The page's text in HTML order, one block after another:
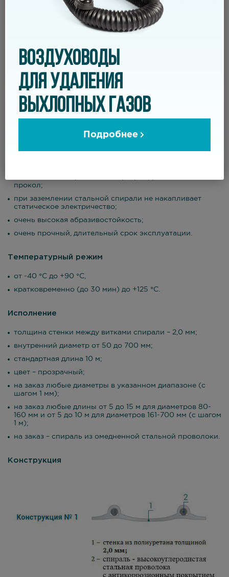
транспортировка и удаление очень сильных абразивов
с высокой плотностью потока;
сельскохозяйственные машины, элеваторы.
Свойства
гибкий;
высокая стойкость к повышенному и пониженному
хорошая стойкость к ультрафиолету и озону;
бензину;
прокол;
при заземлении стальной спирали не накапливает
статическое электричество;
очень высокая абразивостойкость;
очень прочный, длительный срок эксплуатации.
Температурный режим
от -40 °С до +90 °С,
кратковременно (до 30 мин) до +125 °С.
Исполнение
толщина стенки между витками спирали – 2,0 мм;
внутренний диаметр от 50 до 700 мм;
стандартная длина 10 м;
цвет – прозрачный;
на заказ любые диаметры в указанном диапазоне (с
шагом 1 мм);
на заказ любые длины от 5 до 15 м для диаметров 80-
160 мм и от 5 до 10 м для диаметров 161-700 мм (с шагом
1 м);
на заказ – спираль из омедненной стальной проволоки.
Конструкция
ВОЗДУХОВОДЫ
ДЛЯ УДАЛЕНИЯ
ВЫХЛОПНЫХ ГАЗОВ
Подробнее